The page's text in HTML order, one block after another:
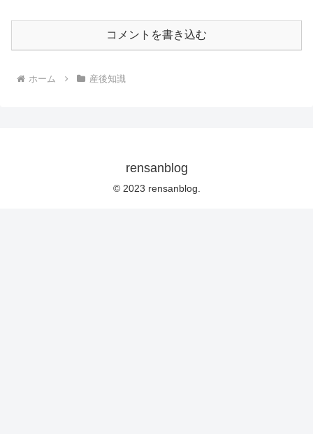
コメントを書き込む
ホーム 産後知識
rensanblog
© 2023 rensanblog.